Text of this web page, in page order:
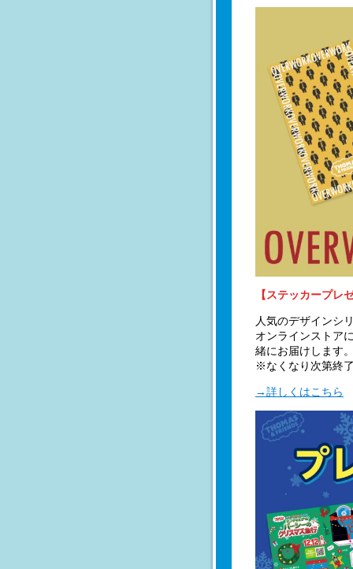
【ステッカープレ
人気のデザインシ
オンラインストア
緒にお届けします
※なくなり次第終
→詳しくはこちら